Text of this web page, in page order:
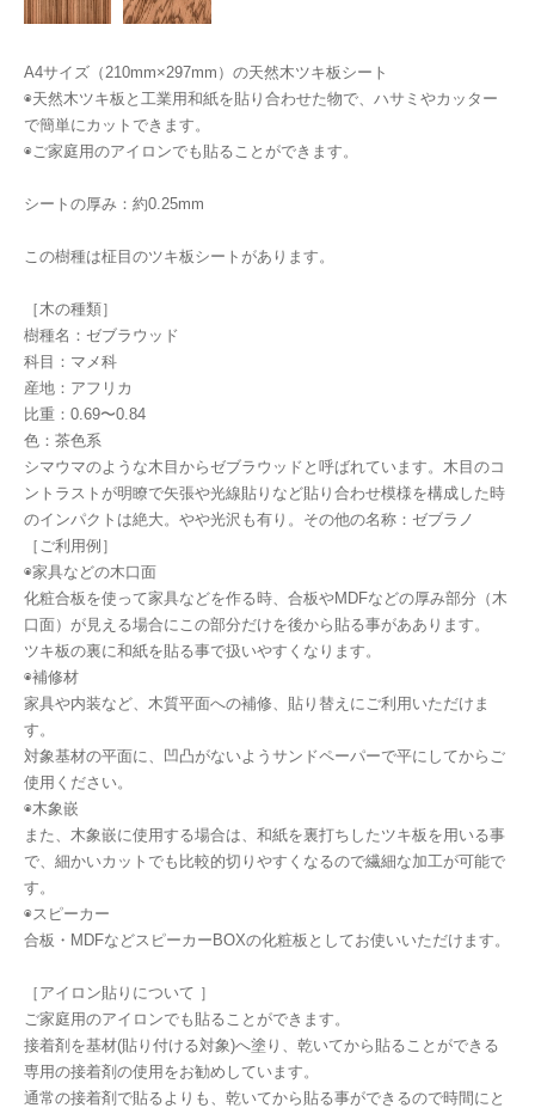
A4サイズ（210mm×297mm）の天然木ツキ板シート
◉天然木ツキ板と工業用和紙を貼り合わせた物で、ハサミやカッター
で簡単にカットできます。
◉ご家庭用のアイロンでも貼ることができます。
シートの厚み：約0.25mm
この樹種は柾目のツキ板シートがあります。
［木の種類］
樹種名：ゼブラウッド
科目：マメ科
産地：アフリカ
比重：0.69〜0.84
色：茶色系
シマウマのような木目からゼブラウッドと呼ばれています。木目のコ
ントラストが明瞭で矢張や光線貼りなど貼り合わせ模様を構成した時
のインパクトは絶大。やや光沢も有り。その他の名称：ゼブラノ
［ご利用例］
◉家具などの木口面
化粧合板を使って家具などを作る時、合板やMDFなどの厚み部分（木
口面）が見える場合にこの部分だけを後から貼る事がああります。
ツキ板の裏に和紙を貼る事で扱いやすくなります。
◉補修材
家具や内装など、木質平面への補修、貼り替えにご利用いただけま
す。
対象基材の平面に、凹凸がないようサンドペーパーで平にしてからご
使用ください。
◉木象嵌
また、木象嵌に使用する場合は、和紙を裏打ちしたツキ板を用いる事
で、細かいカットでも比較的切りやすくなるので繊細な加工が可能で
す。
◉スピーカー
合板・MDFなどスピーカーBOXの化粧板としてお使いいただけます。
［アイロン貼りについて ］
ご家庭用のアイロンでも貼ることができます。
接着剤を基材(貼り付ける対象)へ塗り、乾いてから貼ることができる
専用の接着剤の使用をお勧めしています。
通常の接着剤で貼るよりも、乾いてから貼る事ができるので時間にと